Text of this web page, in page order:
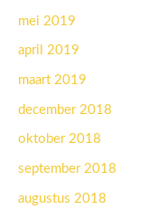
mei 2019
april 2019
maart 2019
december 2018
oktober 2018
september 2018
augustus 2018